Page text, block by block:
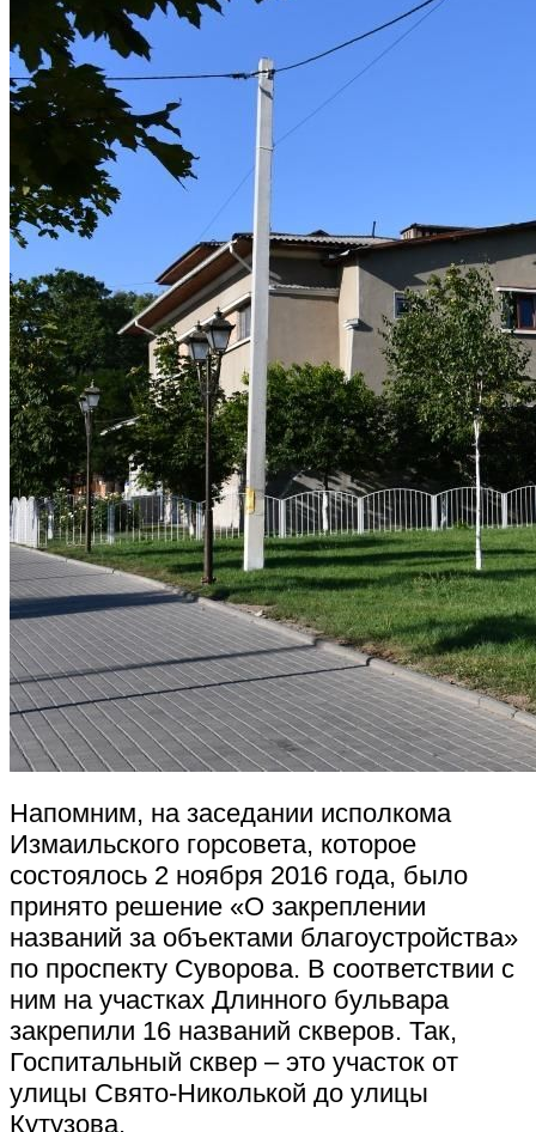
Напомним, на заседании исполкома
Измаильского горсовета, которое
состоялось 2 ноября 2016 года, было
принято решение «О закреплении
названий за объектами благоустройства»
по проспекту Суворова. В соответствии с
ним на участках Длинного бульвара
закрепили 16 названий скверов. Так,
Госпитальный сквер – это участок от
улицы Свято-Николькой до улицы
Кутузова.